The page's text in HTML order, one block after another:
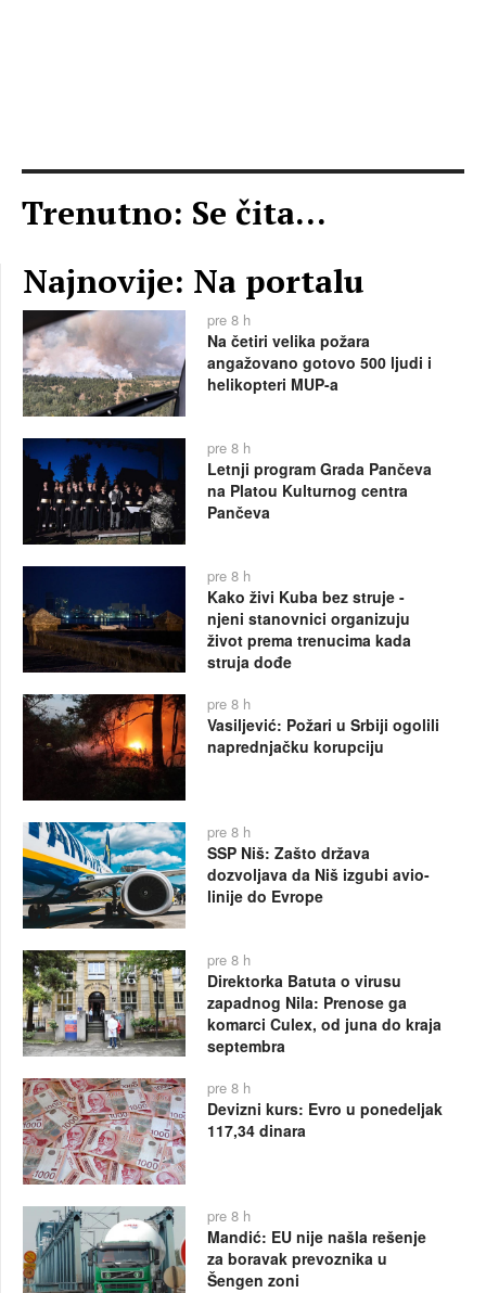
Trenutno: Se čita...
Najnovije: Na portalu
pre 8 h
Na četiri velika požara
angažovano gotovo 500 ljudi i
helikopteri MUP-a
pre 8 h
Letnji program Grada Pančeva
na Platou Kulturnog centra
Pančeva
pre 8 h
Kako živi Kuba bez struje -
njeni stanovnici organizuju
život prema trenucima kada
struja dođe
pre 8 h
Vasiljević: Požari u Srbiji ogolili
naprednjačku korupciju
pre 8 h
SSP Niš: Zašto država
dozvoljava da Niš izgubi avio-
linije do Evrope
pre 8 h
Direktorka Batuta o virusu
zapadnog Nila: Prenose ga
komarci Culex, od juna do kraja
septembra
pre 8 h
Devizni kurs: Evro u ponedeljak
117,34 dinara
pre 8 h
Mandić: EU nije našla rešenje
za boravak prevoznika u
Šengen zoni